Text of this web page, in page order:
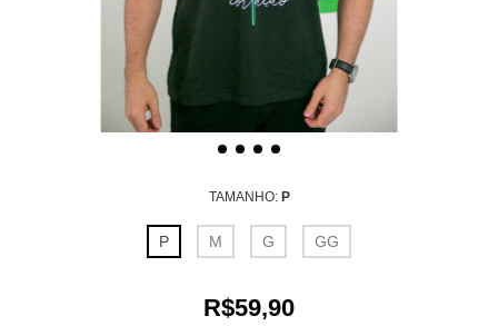
TAMANHO: P
P M G GG
R$59,90